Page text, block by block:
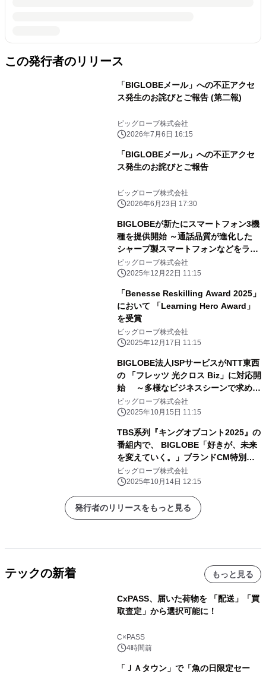
この発行者のリリース
「BIGLOBEメール」への不正アクセ
ス発生のお詫びとご報告 (第二報)
ビッグローブ株式会社
2026年7月6日 16:15
「BIGLOBEメール」への不正アクセ
ス発生のお詫びとご報告
ビッグローブ株式会社
2026年6月23日 17:30
BIGLOBEが新たにスマートフォン3機
種を提供開始 ～通話品質が進化した
シャープ製スマートフォンなどをライ
ンアップに追加～
ビッグローブ株式会社
2025年12月22日 11:15
「Benesse Reskilling Award 2025」
において 「Learning Hero Award」
を受賞
ビッグローブ株式会社
2025年12月17日 11:15
BIGLOBE法人ISPサービスがNTT東西
の 「フレッツ 光クロス Biz」に対応開
始 ～多様なビジネスシーンで求めら
れる高速・高品質な インターネット環
境を法人向けに提供～
ビッグローブ株式会社
2025年10月15日 11:15
TBS系列『キングオブコント2025』の
番組内で、 BIGLOBE「好きが、未来
を変えていく。」ブランドCM特別篇
放映 ～バイきんぐが「好き」を貫くこ
との大切さを、 過去と現在の対比を交
えて表現～
ビッグローブ株式会社
2025年10月14日 12:15
発行者のリリースをもっと見る
テックの新着 もっと見る
CxPASS、届いた荷物を 「配送」「買
取査定」から選択可能に！
C×PASS
4時間前
「ＪＡタウン」で「魚の日限定セー